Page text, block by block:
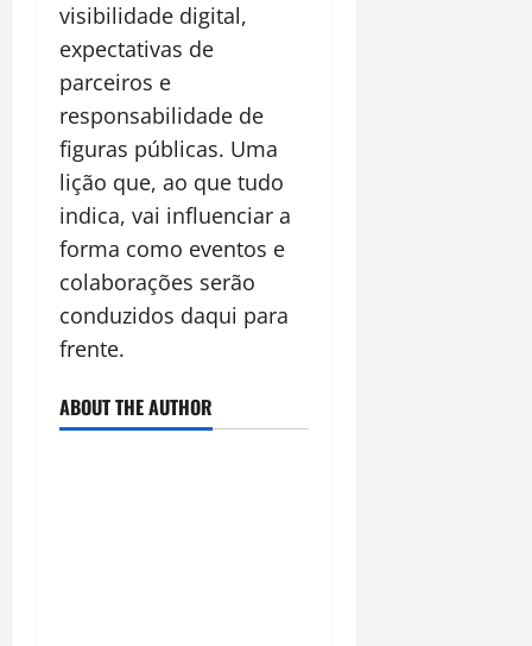
visibilidade digital,
expectativas de
parceiros e
responsabilidade de
figuras públicas. Uma
lição que, ao que tudo
indica, vai influenciar a
forma como eventos e
colaborações serão
conduzidos daqui para
frente.
ABOUT THE AUTHOR